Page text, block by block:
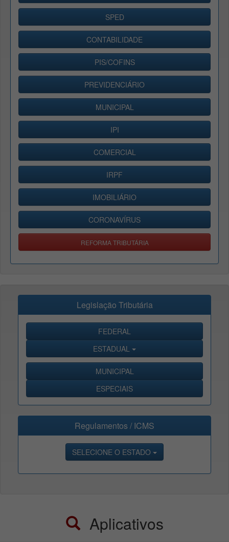
SPED
CONTABILIDADE
PIS/COFINS
PREVIDENCIÁRIO
MUNICIPAL
IPI
COMERCIAL
IRPF
IMOBILIÁRIO
CORONAVÍRUS
REFORMA TRIBUTÁRIA
Legislação Tributária
FEDERAL
ESTADUAL
MUNICIPAL
ESPECIAIS
Regulamentos / ICMS
SELECIONE O ESTADO
Aplicativos